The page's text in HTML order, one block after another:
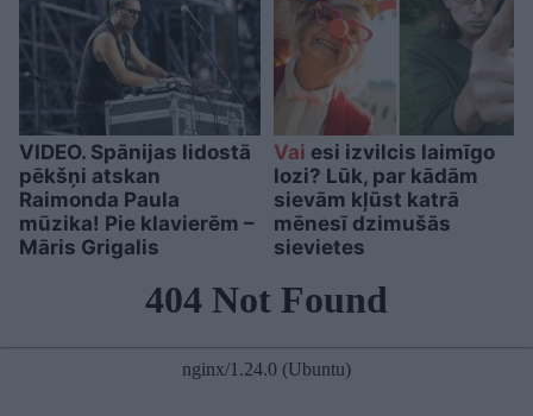
VIDEO. Spānijas lidostā
pēkšņi atskan
Raimonda Paula
mūzika! Pie klavierēm –
Māris Grigalis
Vai esi izvilcis laimīgo
lozi? Lūk, par kādām
sievām kļūst katrā
mēnesī dzimušās
sievietes